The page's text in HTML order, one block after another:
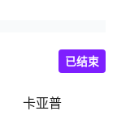
卡亚普
已结束